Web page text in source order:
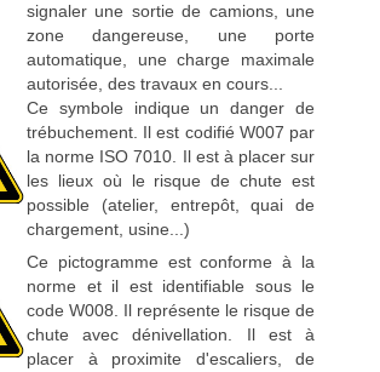
signaler une sortie de camions, une
zone dangereuse, une porte
automatique, une charge maximale
autorisée, des travaux en cours...
Ce symbole indique un danger de
trébuchement. Il est codifié W007 par
la norme ISO 7010. Il est à placer sur
les lieux où le risque de chute est
possible (atelier, entrepôt, quai de
chargement, usine...)
Ce pictogramme est conforme à la
norme et il est identifiable sous le
code W008. Il représente le risque de
chute avec dénivellation. Il est à
placer à proximite d'escaliers, de